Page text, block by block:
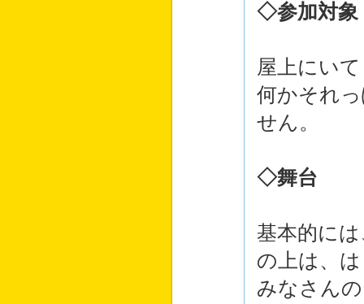
◇参加対象
屋上にい
何かそれ
せん。
◇舞台
基本的に
の上は、
みなさん